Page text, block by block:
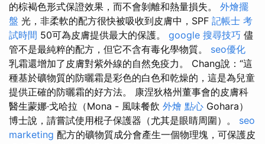
的棕褐色形式保證效果，而不會剝離和熱量損失。 外燴擺
盤 光，非柔軟的配方很快被吸收到皮膚中，SPF 記帳士 考
試時間 50可為皮膚提供最大的保護。 google 搜尋技巧 儘
管不是最純粹的配方，但它不含有毒化學物質。 seo優化
乳霜還增加了皮膚對紫外線的自然免疫力。 Chang說：“這
種基於礦物質的防曬霜是彩色的白色和乾燥的，這是為兒童
提供正確的防曬霜的好方法。 康涅狄格州董事會的皮膚科
醫生蒙娜·戈哈拉（Mona - 風味餐飲 外燴 點心 Gohara）
博士說，請嘗試使用棍子保護器（尤其是眼睛周圍）。 seo
marketing 配方的礦物質成分會產生一個物理塊，可保護皮